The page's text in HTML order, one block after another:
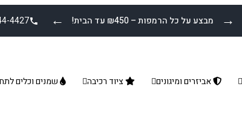
← מבצע על כל הרמפות – ₪450 עד הבית! →
4427
אביזרים ומיגונים ציוד רכיבה שמנים וכלים